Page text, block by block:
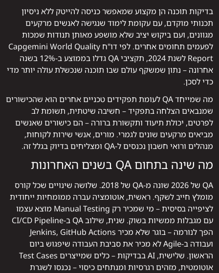
בדיקות תוכנה הן מקצוע שמאפשר כניסה להייטק ללא ניסיון
תכנותי מוקדם, עם עקומת לימוד שנגישה לאנשים מרקעים
מגוונים, ועם ביקוש יציב שלא מושפע מאותן תנודות שמכות
לפעמים תחומים אחרים. לפי דו"ח Capgemini World Quality
Report לשנת 2024, תקציבי QA גדלו בממוצע ב-12% בשנה
אחרונה – נתון שמשקף עולם שבו תוכנה שנכשלת עולה יותר מדי
כדי לסכן.
מה שמייחד QA לעומת תפקידים טכניים אחרים הוא שהכישורים
שמנבאים הצלחה בתפקיד – חשיבה שיטתית, תשומת לב
לפרטים, יכולת תיעוד ותקשורת ברורה – הם כישורים שאנשים
מביאים מרקעים שונים לגמרי. מורים, אנשי שירות לקוחות,
מנהלים ורואי חשבון נכנסים ל-QA ומצליחים בדיוק בגלל זה.
מה שינה בתחום QA בשנים האחרונות
QA של 2026 שונה מ-QA של 2018. שלושה שינויים שכל קורס
מומלץ חייב לשקף. ראשית, אוטומציה עברה ממומחיות ייחודית
לציפייה בסיסית – מי שמכיר רק Manual Testing מוצא עצמו
עם מגבלות ממשיות בשוק. שנית, שילוב QA ב-CI/CD Pipeline
הפך לנורמה – בוגר שלא מכיר Jenkins, GitHub Actions
ועבודה ב-Agile לא מכיר את סביבת העבודה שיפגוש ביום
הראשון. שלישית, AI בבדיקות – כלים שמייצרים Test Cases
אוטומטית, מזהים רגרסיות ומנתחים כיסוי – נכנסו לשגרת